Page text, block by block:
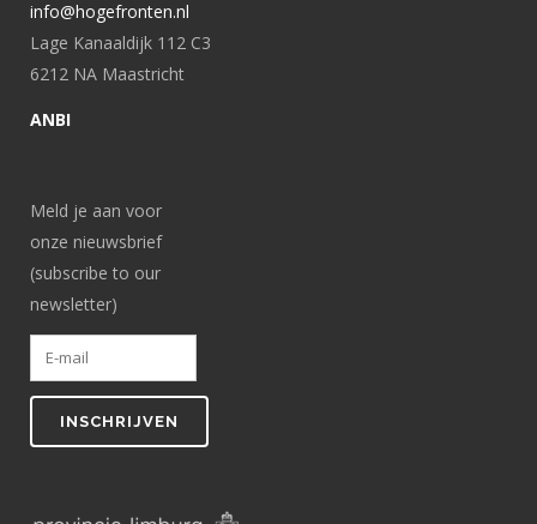
info@hogefronten.nl
Lage Kanaaldijk 112 C3
6212 NA Maastricht
ANBI
Meld je aan voor
onze nieuwsbrief
(subscribe to our
newsletter)